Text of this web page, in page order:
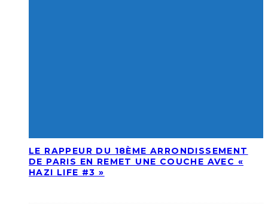
LE RAPPEUR DU 18ÈME ARRONDISSEMENT
DE PARIS EN REMET UNE COUCHE AVEC «
HAZI LIFE #3 »